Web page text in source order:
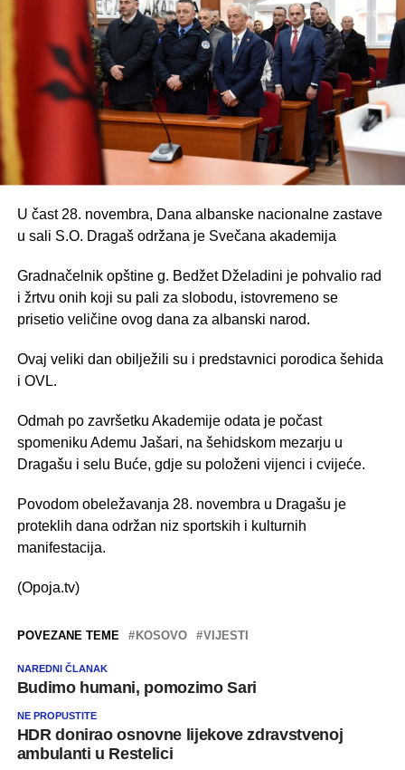
U čast 28. novembra, Dana albanske nacionalne zastave
u sali S.O. Dragaš održana je Svečana akademija
Gradnačelnik opštine g. Bedžet Dželadini je pohvalio rad
i žrtvu onih koji su pali za slobodu, istovremeno se
prisetio veličine ovog dana za albanski narod.
Ovaj veliki dan obilježili su i predstavnici porodica šehida
i OVL.
Odmah po završetku Akademije odata je počast
spomeniku Ademu Jašari, na šehidskom mezarju u
Dragašu i selu Buće, gdje su položeni vijenci i cvijeće.
Povodom obeležavanja 28. novembra u Dragašu je
proteklih dana održan niz sportskih i kulturnih
manifestacija.
(Opoja.tv)
POVEZANE TEME KOSOVO VIJESTI
NAREDNI ČLANAK
Budimo humani, pomozimo Sari
NE PROPUSTITE
HDR donirao osnovne lijekove zdravstvenoj
ambulanti u Restelici